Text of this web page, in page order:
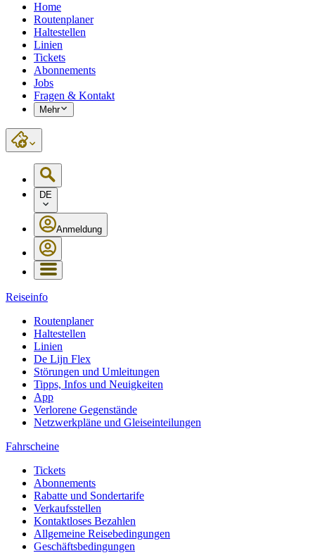
Home
Routenplaner
Haltestellen
Linien
Tickets
Abonnements
Jobs
Fragen & Kontakt
Mehr
DE
Anmeldung
Reiseinfo
Routenplaner
Haltestellen
Linien
De Lijn Flex
Störungen und Umleitungen
Tipps, Infos und Neuigkeiten
App
Verlorene Gegenstände
Netzwerkpläne und Gleiseinteilungen
Fahrscheine
Tickets
Abonnements
Rabatte und Sondertarife
Verkaufsstellen
Kontaktloses Bezahlen
Allgemeine Reisebedingungen
Geschäftsbedingungen